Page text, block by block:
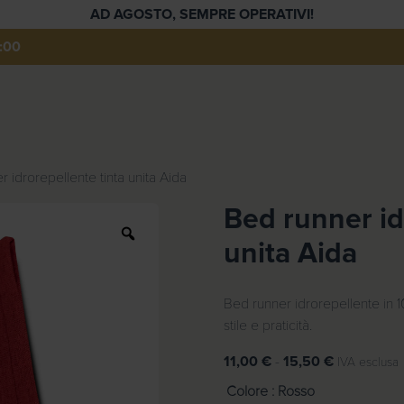
AD AGOSTO, SEMPRE OPERATIVI!
idrorepellente tinta unita Aida
Bed runner
unita Aida
Bed runner idrorepellente in
stile e praticità.
11,00 € - 15,50 €FIVA esclusa
Colore : Rosso